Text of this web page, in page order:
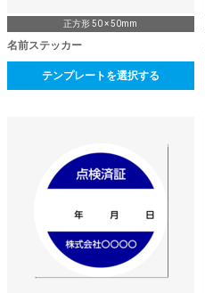
正方形 50 × 50mm
名前ステッカー
テンプレートを選択する